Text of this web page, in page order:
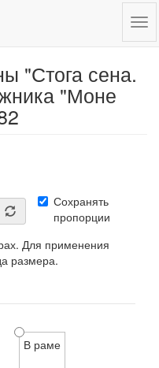
"Стога сена.
"Моне
Сохранять
пропорции
Для применения
размера.
В раме